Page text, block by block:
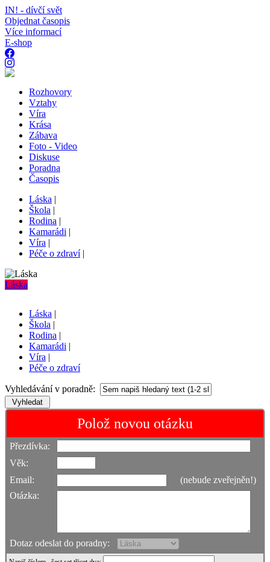
IN! - dívčí svět
Objednat časopis
Více informací
E-shop
Rozhovory
Vztahy
Víra
Krása
Zábava
Foto - Video
Diskuse
Poradna
Časopis
Láska |
Škola |
Rodina |
Kamarádi |
Víra |
Péče o zdraví|
Láska
Láska |
Škola |
Rodina |
Kamarádi |
Víra |
Péče o zdraví
Vyhledávání v poradně:
Polož novou otázku
Přezdívka:
Věk:
Email:
(nebude zveřejněn!)
Otázka:
Dotaz odeslat do poradny: